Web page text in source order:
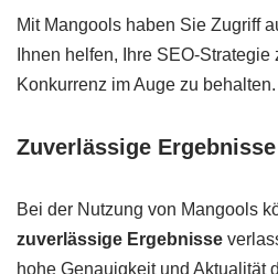
Mit Mangools haben Sie Zugriff
Ihnen helfen, Ihre SEO-
Konkurrenz im Auge zu behalten.
Zuverlässige Ergebnisse
Bei der Nutzung von Mangools
zuverlässige Ergebnisse
hohe Genauigkeit und Aktualität